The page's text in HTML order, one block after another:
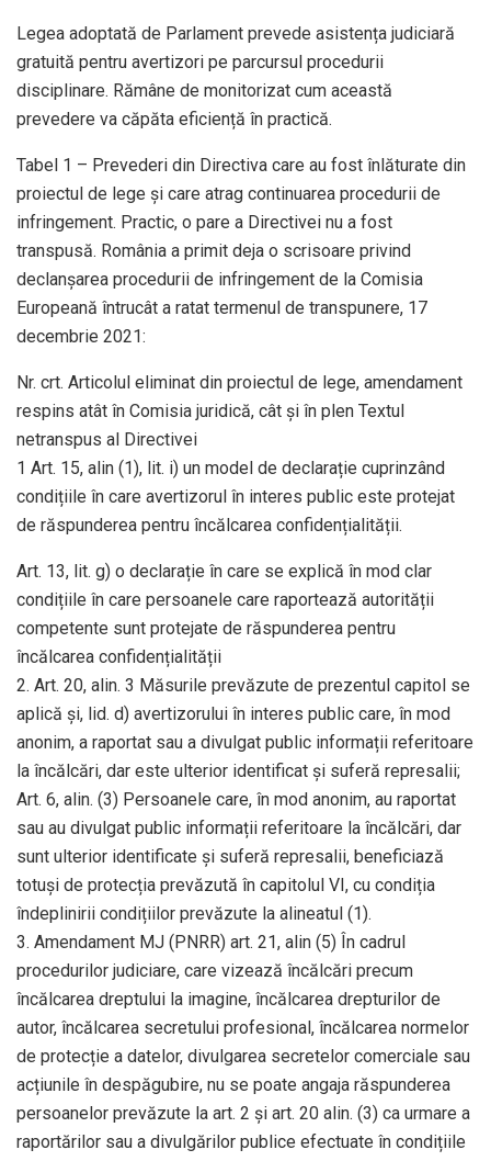
Legea adoptată de Parlament prevede asistența judiciară
gratuită pentru avertizori pe parcursul procedurii
disciplinare. Rămâne de monitorizat cum această
prevedere va căpăta eficiență în practică.
Tabel 1 – Prevederi din Directiva care au fost înlăturate din
proiectul de lege și care atrag continuarea procedurii de
infringement. Practic, o pare a Directivei nu a fost
transpusă. România a primit deja o scrisoare privind
declanșarea procedurii de infringement de la Comisia
Europeană întrucât a ratat termenul de transpunere, 17
decembrie 2021:
Nr. crt. Articolul eliminat din proiectul de lege, amendament
respins atât în Comisia juridică, cât și în plen Textul
netranspus al Directivei
1 Art. 15, alin (1), lit. i) un model de declarație cuprinzând
condițiile în care avertizorul în interes public este protejat
de răspunderea pentru încălcarea confidențialității.
Art. 13, lit. g) o declarație în care se explică în mod clar
condițiile în care persoanele care raportează autorității
competente sunt protejate de răspunderea pentru
încălcarea confidențialității
2. Art. 20, alin. 3 Măsurile prevăzute de prezentul capitol se
aplică și, lid. d) avertizorului în interes public care, în mod
anonim, a raportat sau a divulgat public informații referitoare
la încălcări, dar este ulterior identificat și suferă represalii;
Art. 6, alin. (3) Persoanele care, în mod anonim, au raportat
sau au divulgat public informații referitoare la încălcări, dar
sunt ulterior identificate și suferă represalii, beneficiază
totuși de protecția prevăzută în capitolul VI, cu condiția
îndeplinirii condițiilor prevăzute la alineatul (1).
3. Amendament MJ (PNRR) art. 21, alin (5) În cadrul
procedurilor judiciare, care vizează încălcări precum
încălcarea dreptului la imagine, încălcarea drepturilor de
autor, încălcarea secretului profesional, încălcarea normelor
de protecție a datelor, divulgarea secretelor comerciale sau
acțiunile în despăgubire, nu se poate angaja răspunderea
persoanelor prevăzute la art. 2 și art. 20 alin. (3) ca urmare a
raportărilor sau a divulgărilor publice efectuate în condițiile